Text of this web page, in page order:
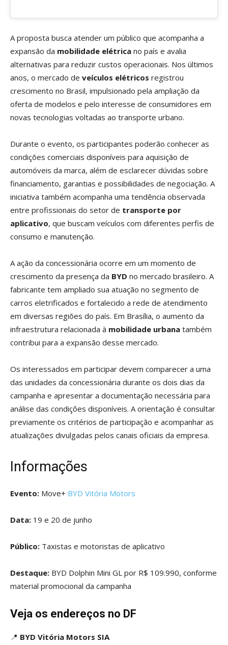
A proposta busca atender um público que acompanha a
expansão da mobilidade elétrica no país e avalia
alternativas para reduzir custos operacionais. Nos últimos
anos, o mercado de veículos elétricos registrou
crescimento no Brasil, impulsionado pela ampliação da
oferta de modelos e pelo interesse de consumidores em
novas tecnologias voltadas ao transporte urbano.
Durante o evento, os participantes poderão conhecer as
condições comerciais disponíveis para aquisição de
automóveis da marca, além de esclarecer dúvidas sobre
financiamento, garantias e possibilidades de negociação. A
iniciativa também acompanha uma tendência observada
entre profissionais do setor de transporte por
aplicativo, que buscam veículos com diferentes perfis de
consumo e manutenção.
A ação da concessionária ocorre em um momento de
crescimento da presença da BYD no mercado brasileiro. A
fabricante tem ampliado sua atuação no segmento de
carros eletrificados e fortalecido a rede de atendimento
em diversas regiões do país. Em Brasília, o aumento da
infraestrutura relacionada à mobilidade urbana também
contribui para a expansão desse mercado.
Os interessados em participar devem comparecer a uma
das unidades da concessionária durante os dois dias da
campanha e apresentar a documentação necessária para
análise das condições disponíveis. A orientação é consultar
previamente os critérios de participação e acompanhar as
atualizações divulgadas pelos canais oficiais da empresa.
Informações
Evento: Move+ BYD Vitória Motors
Data: 19 e 20 de junho
Público: Taxistas e motoristas de aplicativo
Destaque: BYD Dolphin Mini GL por R$ 109.990, conforme
material promocional da campanha
Veja os endereços no DF
📍 BYD Vitória Motors SIA